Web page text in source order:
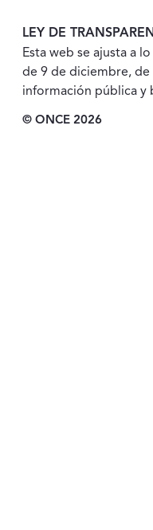
LEY DE
Esta web se ajusta a
de 9 de diciembre, de
información pública y
© ONCE 2026